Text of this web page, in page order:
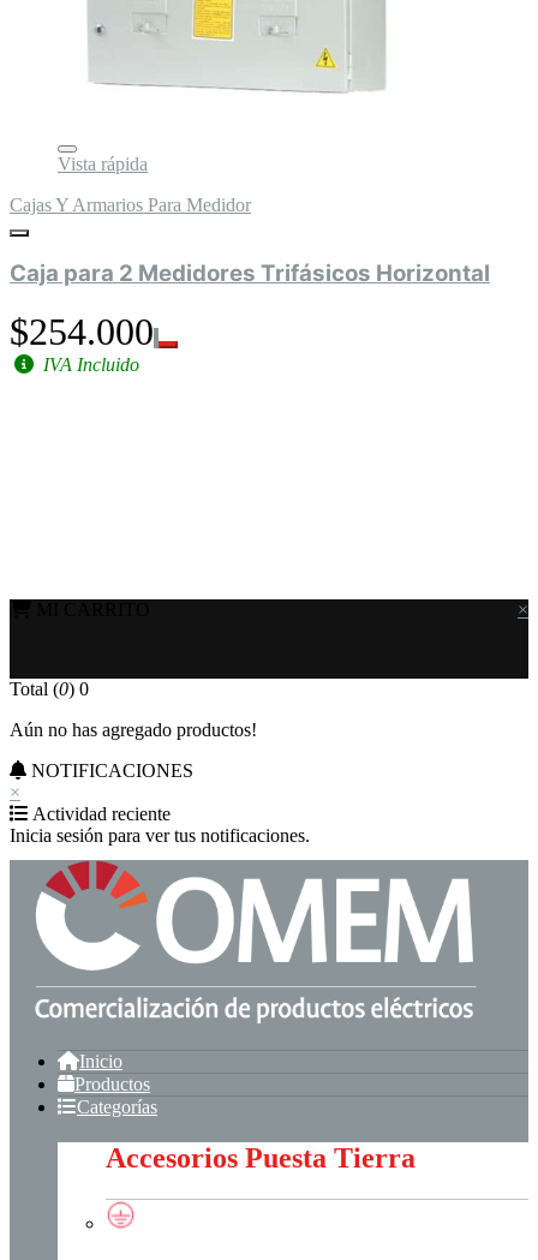
Vista rápida
Cajas Y Armarios Para Medidor
Caja para 2 Medidores Trifásicos Horizontal
$254.000
IVA Incluido
×
Total (0) 0
Aún no has agregado productos!
NOTIFICACIONES
×
Actividad reciente
Inicia sesión para ver tus notificaciones.
Inicio
Productos
Categorías
Accesorios Puesta Tierra